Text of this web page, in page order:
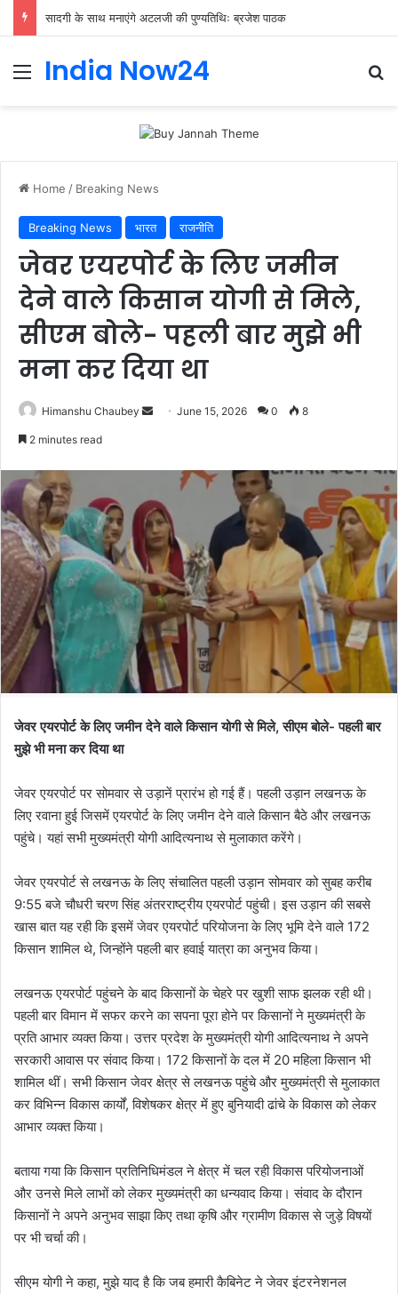
सादगी के साथ मनाएंगे अटलजी की पुण्यतिथिः ब्रजेश पाठक
India Now24
Home / Breaking News
Breaking News भारत राजनीति
जेवर एयरपोर्ट के लिए जमीन
देने वाले किसान योगी से मिले,
सीएम बोले- पहली बार मुझे भी
मना कर दिया था
Himanshu Chaubey June 15, 2026 0 8
2 minutes read
जेवर एयरपोर्ट के लिए जमीन देने वाले किसान योगी से मिले, सीएम बोले- पहली बार
मुझे भी मना कर दिया था
जेवर एयरपोर्ट पर सोमवार से उड़ानें प्रारंभ हो गई हैं। पहली उड़ान लखनऊ के
लिए रवाना हुई जिसमें एयरपोर्ट के लिए जमीन देने वाले किसान बैठे और लखनऊ
पहुंचे। यहां सभी मुख्यमंत्री योगी आदित्यनाथ से मुलाकात करेंगे।
जेवर एयरपोर्ट से लखनऊ के लिए संचालित पहली उड़ान सोमवार को सुबह करीब
9:55 बजे चौधरी चरण सिंह अंतरराष्ट्रीय एयरपोर्ट पहुंची। इस उड़ान की सबसे
खास बात यह रही कि इसमें जेवर एयरपोर्ट परियोजना के लिए भूमि देने वाले 172
किसान शामिल थे, जिन्होंने पहली बार हवाई यात्रा का अनुभव किया।
लखनऊ एयरपोर्ट पहुंचने के बाद किसानों के चेहरे पर खुशी साफ झलक रही थी।
पहली बार विमान में सफर करने का सपना पूरा होने पर किसानों ने मुख्यमंत्री के
प्रति आभार व्यक्त किया। उत्तर प्रदेश के मुख्यमंत्री योगी आदित्यनाथ ने अपने
सरकारी आवास पर संवाद किया। 172 किसानों के दल में 20 महिला किसान भी
शामिल थीं। सभी किसान जेवर क्षेत्र से लखनऊ पहुंचे और मुख्यमंत्री से मुलाकात
कर विभिन्न विकास कार्यों, विशेषकर क्षेत्र में हुए बुनियादी ढांचे के विकास को लेकर
आभार व्यक्त किया।
बताया गया कि किसान प्रतिनिधिमंडल ने क्षेत्र में चल रही विकास परियोजनाओं
और उनसे मिले लाभों को लेकर मुख्यमंत्री का धन्यवाद किया। संवाद के दौरान
किसानों ने अपने अनुभव साझा किए तथा कृषि और ग्रामीण विकास से जुड़े विषयों
पर भी चर्चा की।
सीएम योगी ने कहा, मुझे याद है कि जब हमारी कैबिनेट ने जेवर इंटरनेशनल